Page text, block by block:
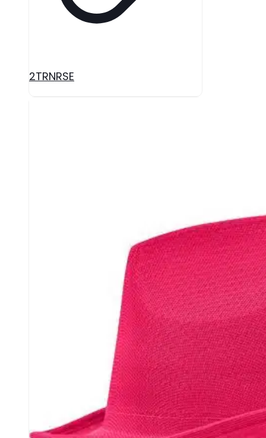
2TRNRSE